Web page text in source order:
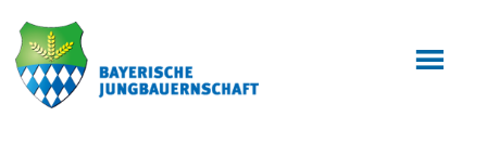
Inhalt
springen
Fußzeile
springen